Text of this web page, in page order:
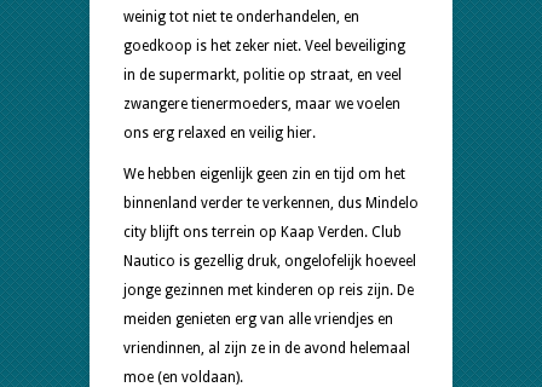
weinig tot niet te onderhandelen, en
goedkoop is het zeker niet. Veel beveiliging
in de supermarkt, politie op straat, en veel
zwangere tienermoeders, maar we voelen
ons erg relaxed en veilig hier.
We hebben eigenlijk geen zin en tijd om het
binnenland verder te verkennen, dus Mindelo
city blijft ons terrein op Kaap Verden. Club
Nautico is gezellig druk, ongelofelijk hoeveel
jonge gezinnen met kinderen op reis zijn. De
meiden genieten erg van alle vriendjes en
vriendinnen, al zijn ze in de avond helemaal
moe (en voldaan).